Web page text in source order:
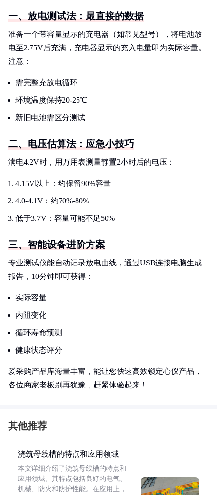
一、放电测试法：最直接的数据
准备一个带容量显示的充电器（如常见型号），将电池放
电至2.75V后充满，充电器显示的充入电量即为实际容量。
注意：
需完整充放电循环
环境温度保持20-25℃
新旧电池需区分测试
二、电压估算法：应急小技巧
满电4.2V时，用万用表测量静置2小时后的电压：
4.15V以上：约保留90%容量
4.0-4.1V：约70%-80%
低于3.7V：容量可能不足50%
三、智能设备进阶方案
专业测试仪能自动记录放电曲线，通过USB连接电脑生成
报告，10分钟即可获得：
实际容量
内阻变化
循环寿命预测
健康状态评分
爱采购产品库海量丰富，能让您快速高效锁定心仪产品，
各位商家老板别再犹豫，赶紧体验起来！
其他推荐
浇筑母线槽的特点和应用领域
本文详细介绍了浇筑母线槽的特点和
应用领域。其特点包括良好的电气、
机械、防火和防护性能。在应用上，